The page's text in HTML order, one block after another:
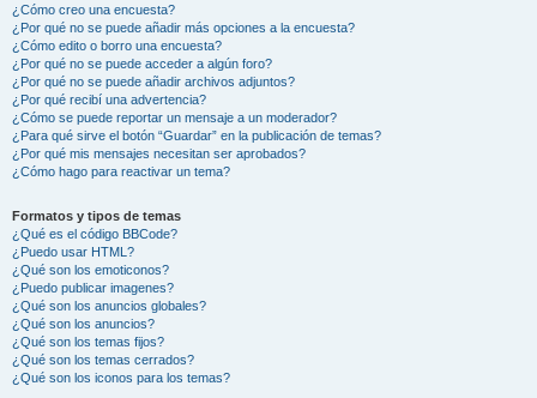
¿Cómo creo una encuesta?
¿Por qué no se puede añadir más opciones a la encuesta?
¿Cómo edito o borro una encuesta?
¿Por qué no se puede acceder a algún foro?
¿Por qué no se puede añadir archivos adjuntos?
¿Por qué recibí una advertencia?
¿Cómo se puede reportar un mensaje a un moderador?
¿Para qué sirve el botón “Guardar” en la publicación de temas?
¿Por qué mis mensajes necesitan ser aprobados?
¿Cómo hago para reactivar un tema?
Formatos y tipos de temas
¿Qué es el código BBCode?
¿Puedo usar HTML?
¿Qué son los emoticonos?
¿Puedo publicar imagenes?
¿Qué son los anuncios globales?
¿Qué son los anuncios?
¿Qué son los temas fijos?
¿Qué son los temas cerrados?
¿Qué son los iconos para los temas?